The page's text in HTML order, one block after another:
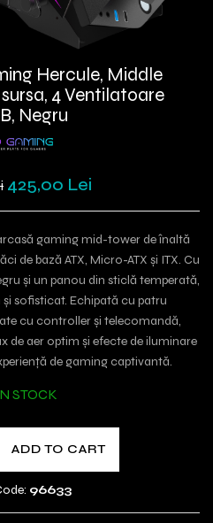
Hercule, Middle
4 Ventilatoare
Negru
425,00 Lei
gaming mid-tower de înaltă
de bază ATX, Micro-ATX și ITX. Cu
și un panou din sticlă temperată,
sofisticat. Echipată cu patru
cu controller și telecomandă,
de aer optim și efecte de iluminare
de gaming captivantă.
STOCK
ADD TO CART
96633